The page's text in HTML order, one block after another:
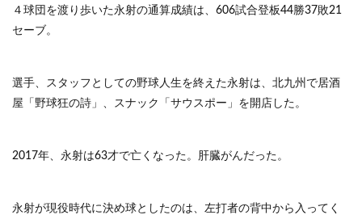
４球団を渡り歩いた永射の通算成績は、606試合登板44勝37敗21
セーブ。
選手、スタッフとしての野球人生を終えた永射は、北九州で居酒
屋「野球狂の詩」、スナック「サウスポー」を開店した。
2017年、永射は63才で亡くなった。肝臓がんだった。
永射が現役時代に決め球としたのは、左打者の背中から入ってく